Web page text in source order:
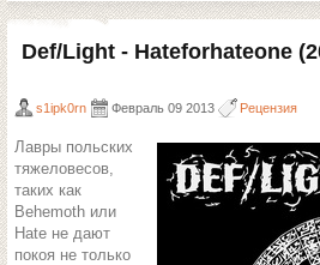
Def/Light - Hateforhateone
s1ipk0rn Февраль 09 2013 Рецензия
Лавры польских
тяжеловесов,
таких как
Behemoth или
Hate не дают
покоя не только